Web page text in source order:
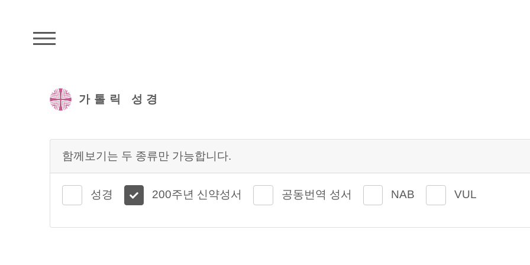
가톨릭 성경
함께보기는 두 종류만 가능합니다.
성경 200주년 신약성서 공동번역 성서 NAB VUL